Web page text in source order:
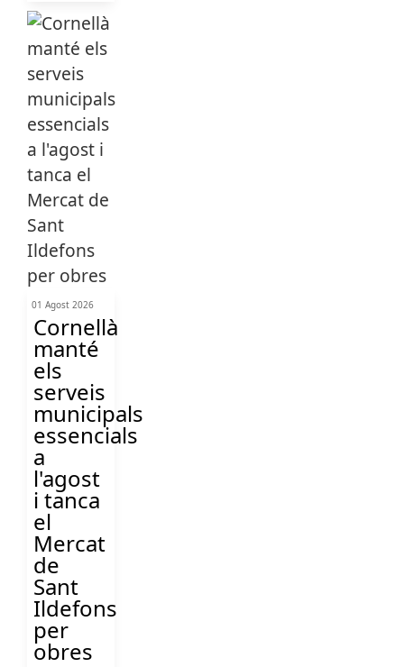
01 Agost 2026
Cornellà
manté
els
serveis
municipals
essencials
a
l'agost
i tanca
el
Mercat
de
Sant
Ildefons
per
obres